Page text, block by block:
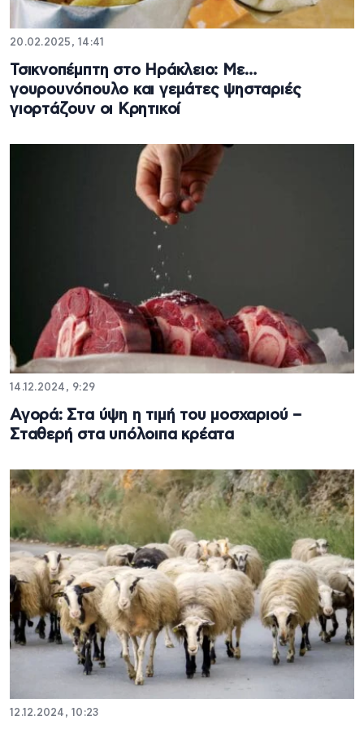
20.02.2025, 14:41
Τσικνοπέμπτη στο Ηράκλειο: Με…
γουρουνόπουλο και γεμάτες ψησταριές
γιορτάζουν οι Κρητικοί
14.12.2024, 9:29
Αγορά: Στα ύψη η τιμή του μοσχαριού –
Σταθερή στα υπόλοιπα κρέατα
12.12.2024, 10:23